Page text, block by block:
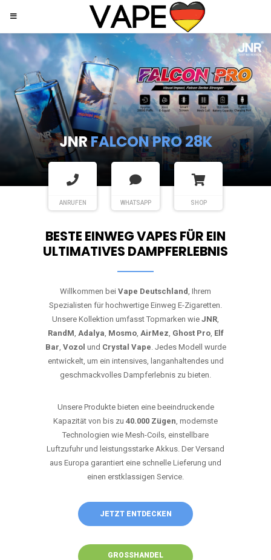
JNRSHISHA HOOKAH MAX
ANRUFEN WHATSAPP SHOP
BESTE EINWEG VAPES FÜR EIN
ULTIMATIVES DAMPFERLEBNIS
Willkommen bei Vape Deutschland, Ihrem
Spezialisten für hochwertige Einweg E-Zigaretten.
Unsere Kollektion umfasst Topmarken wie JNR,
RandM, Adalya, Mosmo, AirMez, Ghost Pro, Elf
Bar, Vozol und Crystal Vape. Jedes Modell wurde
entwickelt, um ein intensives, langanhaltendes und
geschmackvolles Dampferlebnis zu bieten.
Unsere Produkte bieten eine beeindruckende
Kapazität von bis zu 40.000 Zügen, modernste
Technologien wie Mesh-Coils, einstellbare
Luftzufuhr und leistungsstarke Akkus. Der Versand
aus Europa garantiert eine schnelle Lieferung und
einen erstklassigen Service.
JETZT ENTDECKEN
GROSSHANDEL